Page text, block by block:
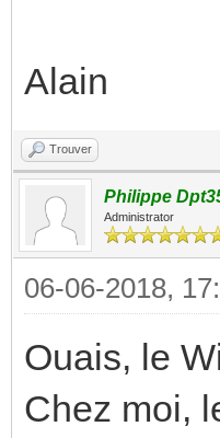
Alain
Trouver
Philippe
Administrator
06-06-2018,
Ouais, le
Chez moi,